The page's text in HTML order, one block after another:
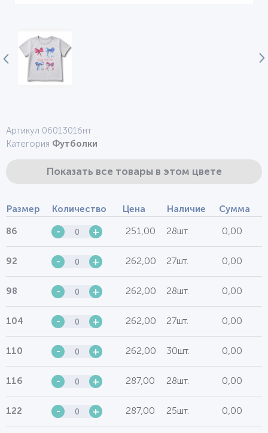
Артикул 0601301бнт
Категория Футболки
Показать все товары в этом цвете
Размер Количество Цена Наличие Сумма
86 - + 251,00 28шт. 0,00
92 - + 262,00 27шт. 0,00
98 - + 262,00 28шт. 0,00
104 - + 262,00 27шт. 0,00
110 - + 262,00 30шт. 0,00
116 - + 287,00 28шт. 0,00
122 - + 287,00 25шт. 0,00